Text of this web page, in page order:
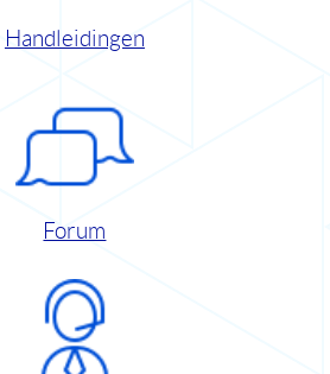
Handleidingen
Forum